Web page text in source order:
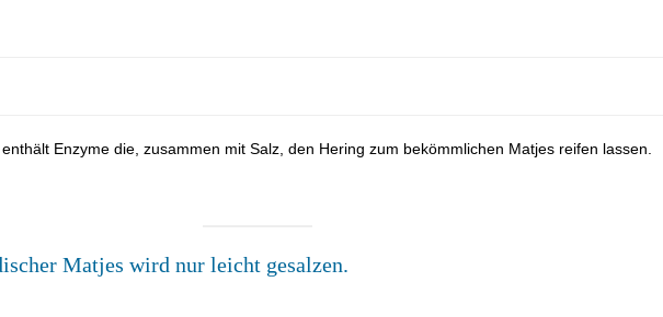
enthält Enzyme die, zusammen mit Salz, den Hering zum bekömmlichen Matjes reifen lassen.
Matjes wird nur leicht gesalzen.